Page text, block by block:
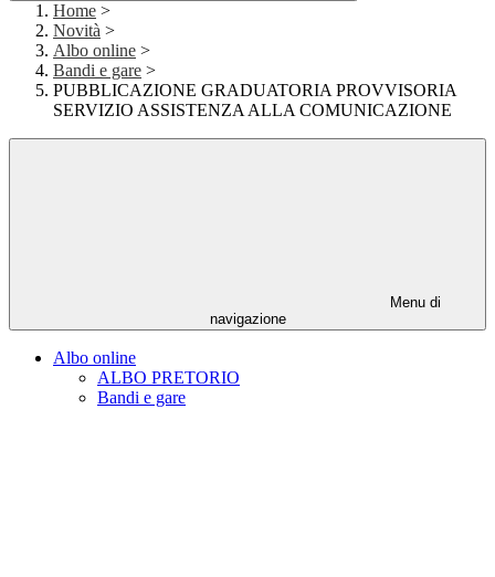
Home >
Novità >
Albo online >
Bandi e gare >
PUBBLICAZIONE GRADUATORIA PROVVISORIA
SERVIZIO ASSISTENZA ALLA COMUNICAZIONE
Menu di
navigazione
Albo online
ALBO PRETORIO
Bandi e gare